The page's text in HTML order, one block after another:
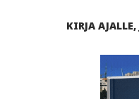
KIRJA